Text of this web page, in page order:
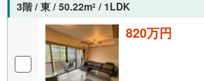
3階 / 東 / 50.22m2 / 1LDK
820万円